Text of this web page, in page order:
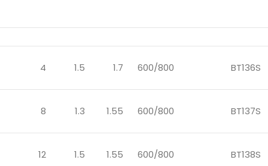
BT136S
600/800
1.7
1.5
4
BT137S
600/800
1.55
1.3
8
BT138S
600/800
1.55
1.5
12